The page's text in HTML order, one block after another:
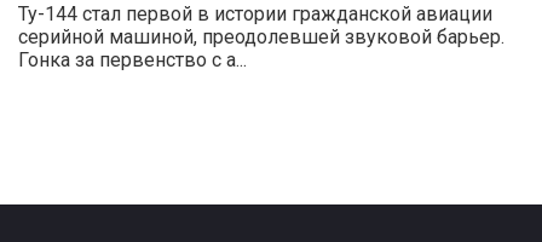
Ту-144 стал первой в истории гражданской авиации
серийной машиной, преодолевшей звуковой барьер.
Гонка за первенство с а...